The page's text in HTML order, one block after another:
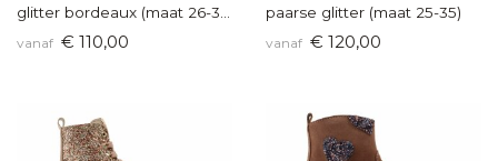
vanaf € 110,00
paarse glitter (maat 25-35)
vanaf € 120,00